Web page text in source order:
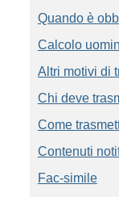
Quando è
Calcolo
Altri motivi di
Chi deve
Come
Contenuti
Fac-simile